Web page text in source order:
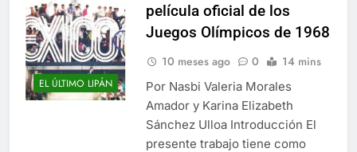
EL ÚLTIMO LIPÁN
película oficial de los
Juegos Olímpicos de 1968
10 meses ago 0 14 mins
Por Nasbi Valeria Morales
Amador y Karina Elizabeth
Sánchez Ulloa Introducción El
presente trabajo tiene como